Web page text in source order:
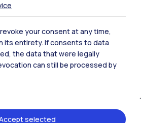
your consent at any time,
its entirety. If consents to data
the data that were legally
can still be processed by
selected